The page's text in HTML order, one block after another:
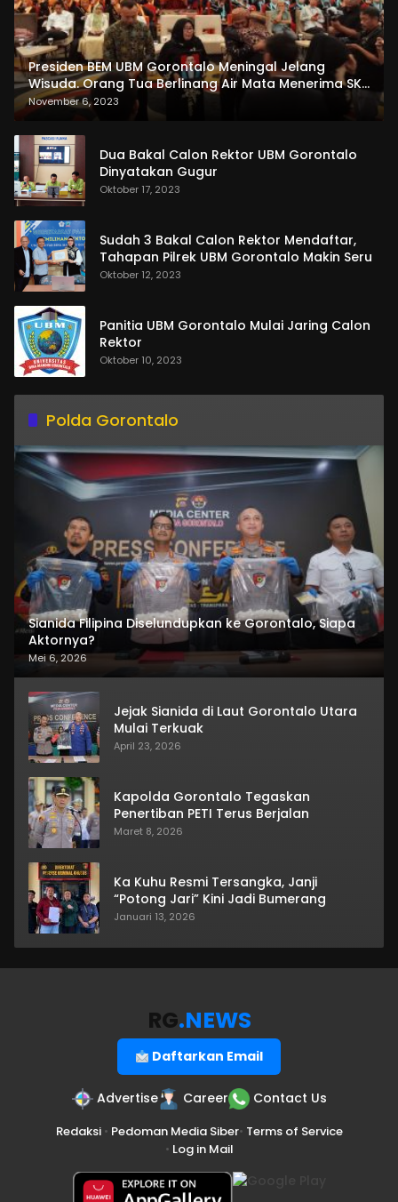
Presiden BEM UBM Gorontalo Meningal Jelang
Wisuda. Orang Tua Berlinang Air Mata Menerima SKL
dan Pemasangan Salempang
November 6, 2023
Dua Bakal Calon Rektor UBM Gorontalo
Dinyatakan Gugur
Oktober 17, 2023
Sudah 3 Bakal Calon Rektor Mendaftar,
Tahapan Pilrek UBM Gorontalo Makin Seru
Oktober 12, 2023
Panitia UBM Gorontalo Mulai Jaring Calon
Rektor
Oktober 10, 2023
Polda Gorontalo
Sianida Filipina Diselundupkan ke Gorontalo, Siapa
Aktornya?
Mei 6, 2026
Jejak Sianida di Laut Gorontalo Utara
Mulai Terkuak
April 23, 2026
Kapolda Gorontalo Tegaskan
Penertiban PETI Terus Berjalan
Maret 8, 2026
Ka Kuhu Resmi Tersangka, Janji
“Potong Jari” Kini Jadi Bumerang
Januari 13, 2026
RG.NEWS
Daftarkan Email
Advertise Career Contact Us
Redaksi• Pedoman Media Siber• Terms of Service
• Log in Mail